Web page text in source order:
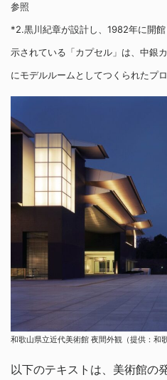
参照
*2.黒川紀章が設計し、1982年に開
示されている「カプセル」は、中銀
にモデルルームとしてつくられたプ
和歌山県立近代美術館 夜間外観（提供：和
以下のテキストは、美術館の